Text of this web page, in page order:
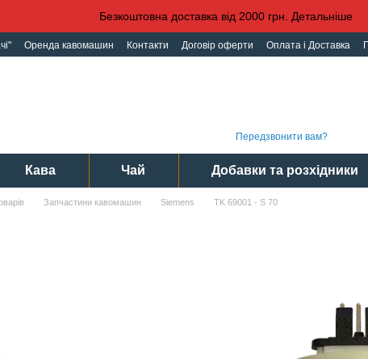
Безкоштовна доставка від 2000 грн. Детальніше
Оренда кавомашин Контакти Договір оферти Оплата і Доставка
Передзвонити вам?
Кава Чай Добавки та розхідники
Запчастини кавомашин Siemens TK 69001 - S 70